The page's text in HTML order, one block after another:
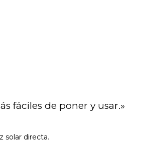
fáciles de poner y usar.»
solar directa.